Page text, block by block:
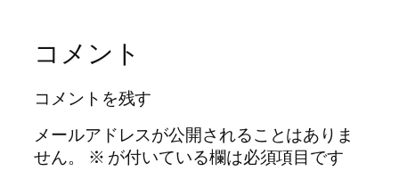
コメント
コメントを残す
メールアドレスが公開されることはありま
せん。
※ が付いている欄は必須項目です